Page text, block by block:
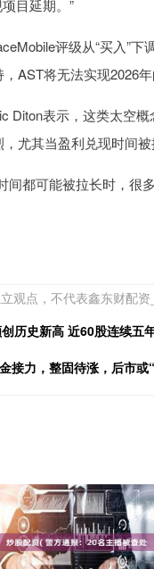
目延期。”
评级从“买入”下
AST将无法实现2026年
表示，这类太空概
尤其当盈利兑现时间被
都可能被拉长时，很
观点，不代表鑫东财配
历史新高 近60股连续五
接力，整固待涨，后市